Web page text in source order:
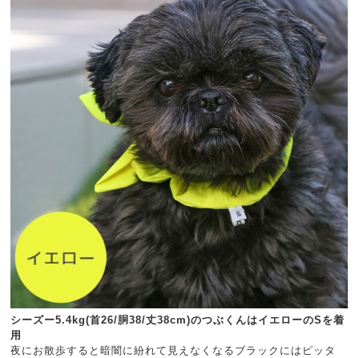
シーズー5.4kg(首26/胴38/丈38cm)のつぶくんはイエローのSを着
用
夜にお散歩すると暗闇に紛れて見えなくなるブラックにはピッタ